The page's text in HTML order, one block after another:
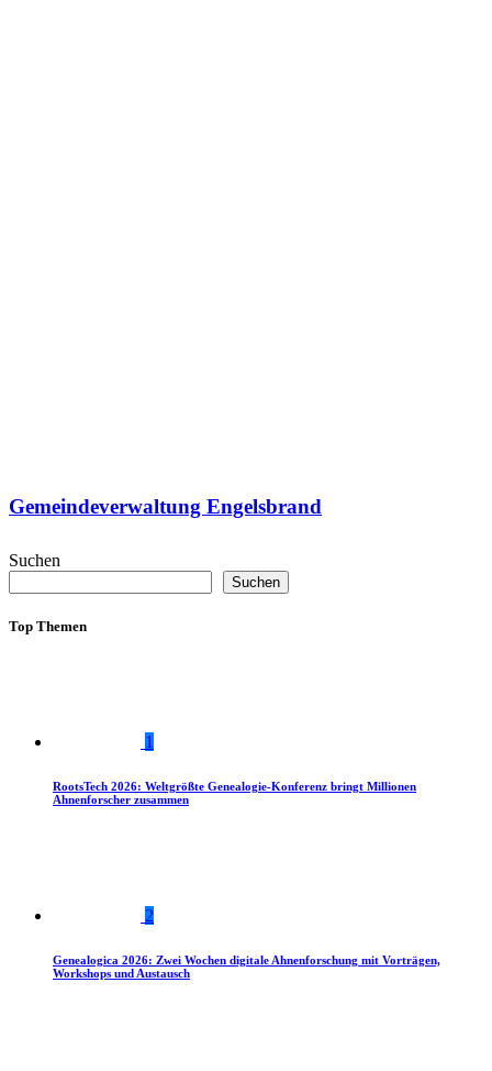
Gemeindeverwaltung Engelsbrand
Suchen
Suchen
Top Themen
1
RootsTech 2026: Weltgrößte Genealogie-Konferenz bringt Millionen
Ahnenforscher zusammen
2
Genealogica 2026: Zwei Wochen digitale Ahnenforschung mit Vorträgen,
Workshops und Austausch